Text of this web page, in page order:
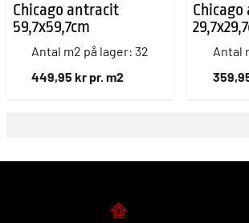
Chicago antracit
59,7x59,7cm
Antal m2 på lager: 32
449,95 kr pr. m2
Antal